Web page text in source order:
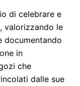
di celebrare e
, valorizzando le
documentando
in
che
dalle sue